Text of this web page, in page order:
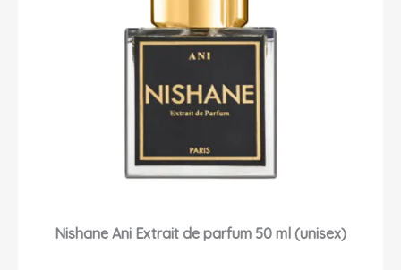
Nishane Ani Extrait de parfum 50 ml (unisex)